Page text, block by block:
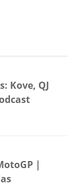
Kove, QJ
|